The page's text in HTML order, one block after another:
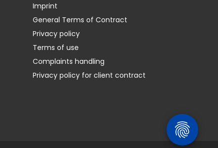
Imprint
General Terms of Contract
Privacy policy
Terms of use
Complaints handling
Privacy policy for client contract